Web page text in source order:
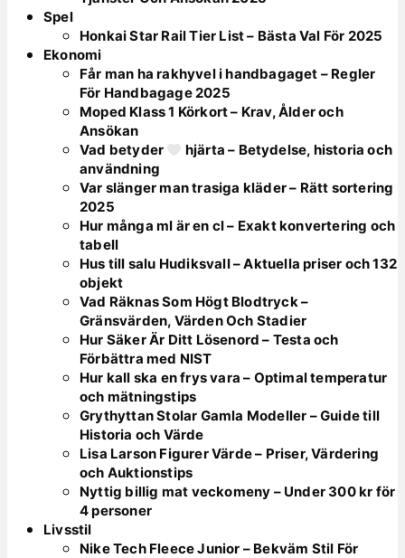
Spel
Honkai Star Rail Tier List – Bästa Val För 2025
Ekonomi
Får man ha rakhyvel i handbagaget – Regler
För Handbagage 2025
Moped Klass 1 Körkort – Krav, Ålder och
Ansökan
Vad betyder
hjärta – Betydelse, historia och
användning
Var slänger man trasiga kläder – Rätt sortering
2025
Hur många ml är en cl – Exakt konvertering och
tabell
Hus till salu Hudiksvall – Aktuella priser och 132
objekt
Vad Räknas Som Högt Blodtryck –
Gränsvärden, Värden Och Stadier
Hur Säker Är Ditt Lösenord – Testa och
Förbättra med NIST
Hur kall ska en frys vara – Optimal temperatur
och mätningstips
Grythyttan Stolar Gamla Modeller – Guide till
Historia och Värde
Lisa Larson Figurer Värde – Priser, Värdering
och Auktionstips
Nyttig billig mat veckomeny – Under 300 kr för
4 personer
Livsstil
Nike Tech Fleece Junior – Bekväm Stil För